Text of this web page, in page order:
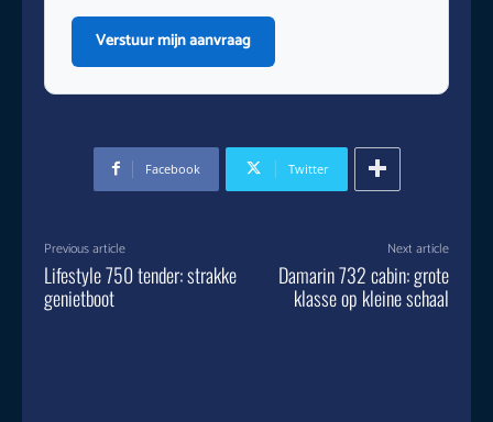
Verstuur mijn aanvraag
Facebook Twitter
Previous article
Lifestyle 750 tender: strakke
genietboot
Next article
Damarin 732 cabin: grote
klasse op kleine schaal